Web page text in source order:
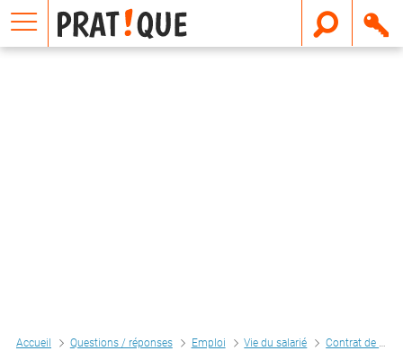
Accueil Questions / réponses Emploi Vie du salarié Contrat de travail
E
m
a